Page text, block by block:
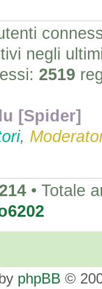
negli
2519
[Spider]
,
• Totale
phpBB ©